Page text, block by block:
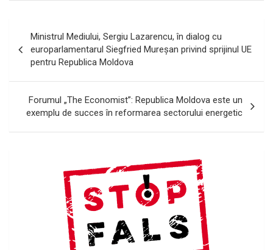
în
articole
Ministrul Mediului, Sergiu Lazarencu, în dialog cu
europarlamentarul Siegfried Mureșan privind sprijinul UE
pentru Republica Moldova
Forumul „The Economist”: Republica Moldova este un
exemplu de succes în reformarea sectorului energetic